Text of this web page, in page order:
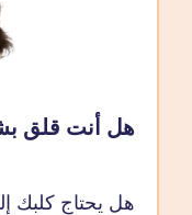
هل أنت قلق
هل يحتاج كلبك